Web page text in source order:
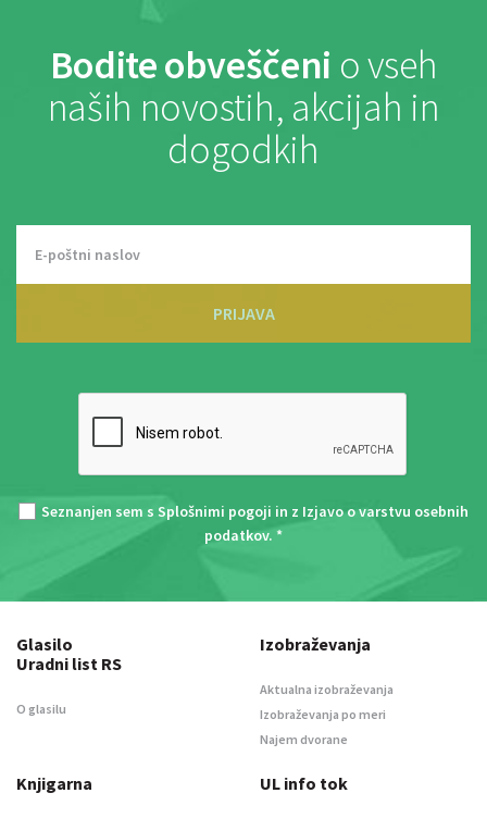
Bodite obveščeni o vseh
naših novostih, akcijah in
dogodkih
PRIJAVA
Seznanjen sem s Splošnimi pogoji in z Izjavo o varstvu osebnih
podatkov. *
Glasilo
Uradni list RS
O glasilu
Izobraževanja
Aktualna izobraževanja
Izobraževanja po meri
Najem dvorane
Knjigarna UL info tok